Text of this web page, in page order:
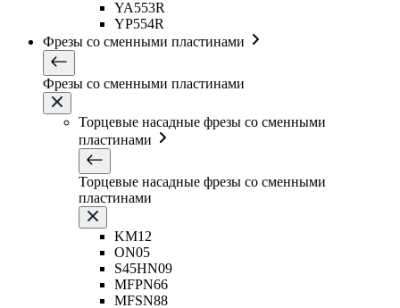
YA553R
YP554R
Фрезы со сменными пластинами
Фрезы со сменными пластинами
Торцевые насадные фрезы со сменными
пластинами
Торцевые насадные фрезы со сменными
пластинами
KM12
ON05
S45HN09
MFPN66
MFSN88